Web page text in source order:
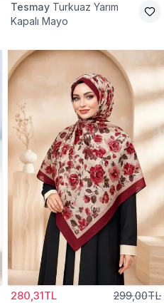
Tesmay Turkuaz Yarım
Kapalı Mayo
280,31TL 299,00TL